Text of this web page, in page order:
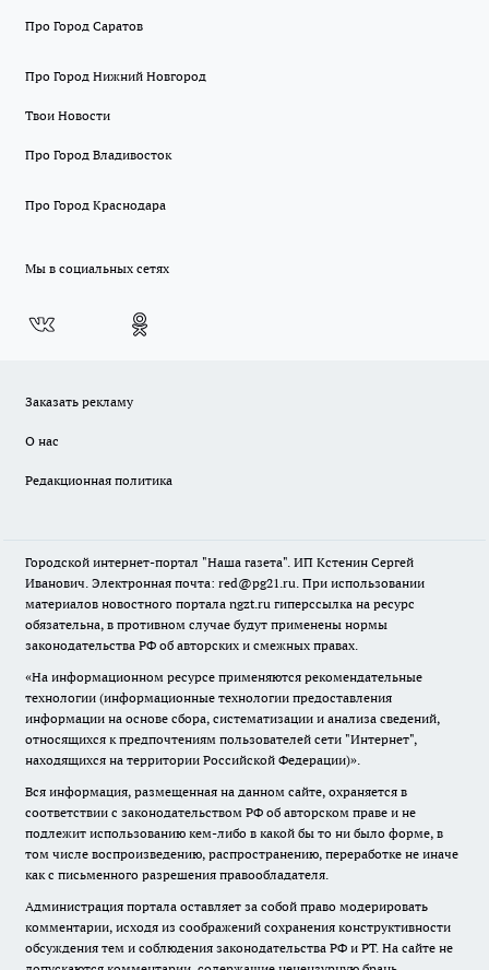
Про Город Саратов
Про Город Нижний Новгород
Твои Новости
Про Город Владивосток
Про Город Краснодара
Мы в социальных сетях
Заказать рекламу
О нас
Редакционная политика
Городской интернет-портал "Наша газета". ИП Кстенин Сергей
Иванович. Электронная почта: red@pg21.ru. При использовании
материалов новостного портала ngzt.ru гиперссылка на ресурс
обязательна, в противном случае будут применены нормы
законодательства РФ об авторских и смежных правах.
«На информационном ресурсе применяются рекомендательные
технологии (информационные технологии предоставления
информации на основе сбора, систематизации и анализа сведений,
относящихся к предпочтениям пользователей сети "Интернет",
находящихся на территории Российской Федерации)».
Вся информация, размещенная на данном сайте, охраняется в
соответствии с законодательством РФ об авторском праве и не
подлежит использованию кем-либо в какой бы то ни было форме, в
том числе воспроизведению, распространению, переработке не иначе
как с письменного разрешения правообладателя.
Администрация портала оставляет за собой право модерировать
комментарии, исходя из соображений сохранения конструктивности
обсуждения тем и соблюдения законодательства РФ и РТ. На сайте не